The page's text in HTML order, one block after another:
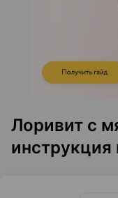
Лоривит с